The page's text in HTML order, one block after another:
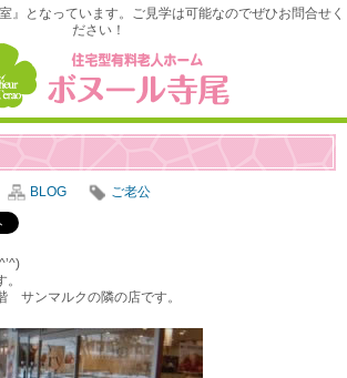
』となっています。ご見学は可能なのでぜひお問合せく
ださい！
BLOG ご老公
サンマルクの隣の店です。